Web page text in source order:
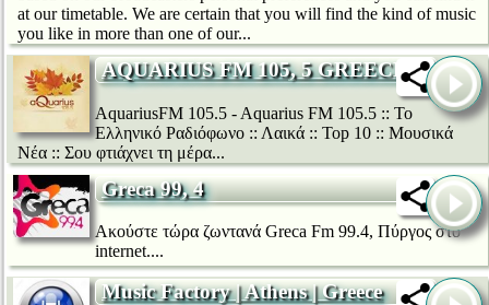
at our timetable. We are certain that you will find the kind of music
you like in more than one of our...
AQUARIUS FM 105, 5 GREECE
AquariusFM 105.5 - Aquarius FM 105.5 :: Το
Ελληνικό Ραδιόφωνο :: Λαικά :: Top 10 :: Μουσικά
Νέα :: Σου φτιάχνει τη μέρα...
Greca 99, 4
Ακούστε τώρα ζωντανά Greca Fm 99.4, Πύργος στο
internet....
Music Factory | Athens | Greece